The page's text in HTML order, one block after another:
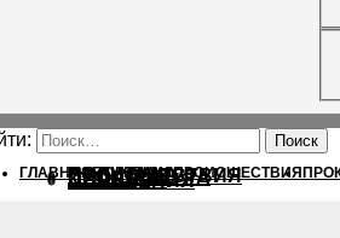
ГЛАВНАЯПОЛИТИКАПРОИСШЕСТВИЯ
ПОЛИТИКА
ПРОИСШЕСТВИЯ
ПРОКУРАТУРА
СПОРТ
КУЛЬТУРА
ПОСЕЛЕНИЯ